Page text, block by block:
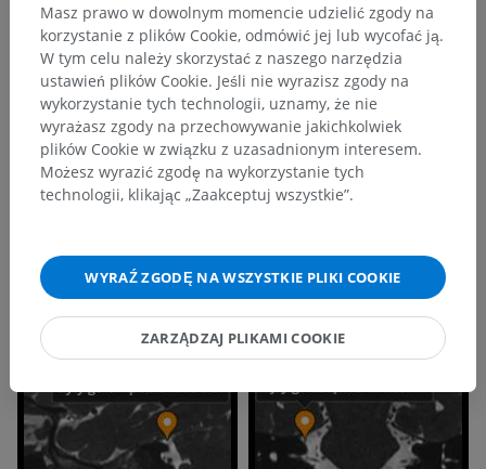
Masz prawo w dowolnym momencie udzielić zgody na
korzystanie z plików Cookie, odmówić jej lub wycofać ją.
W tym celu należy skorzystać z naszego narzędzia
ustawień plików Cookie. Jeśli nie wyrazisz zgody na
wykorzystanie tych technologii, uznamy, że nie
wyrażasz zgody na przechowywanie jakichkolwiek
plików Cookie w związku z uzasadnionym interesem.
Możesz wyrazić zgodę na wykorzystanie tych
technologii, klikając „Zaakceptuj wszystkie”.
WYRAŹ ZGODĘ NA WSZYSTKIE PLIKI COOKIE
ZARZĄDZAJ PLIKAMI COOKIE